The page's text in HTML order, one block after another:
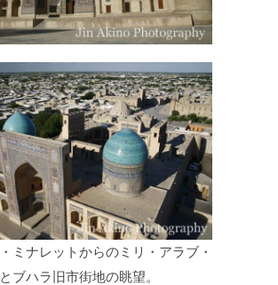
ミナレットからのミリ・アラブ・
ブハラ旧市街地の眺望。